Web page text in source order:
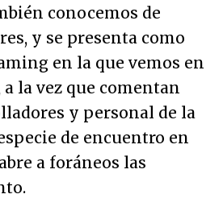
conocemos de
y se presenta como
en la que vemos en
la vez que comentan
y personal de la
de encuentro en
a foráneos las